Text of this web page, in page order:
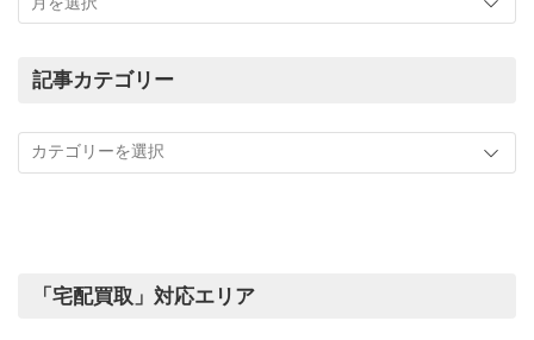
ま
の
績
記事カテゴリー
カ
「宅配買取」対応エリア